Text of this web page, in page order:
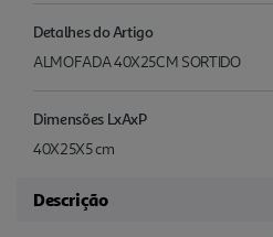
Detalhes do Artigo
ALMOFADA 40X25CM SORTIDO
Dimensões LxAxP
40X25X5 cm
Descrição